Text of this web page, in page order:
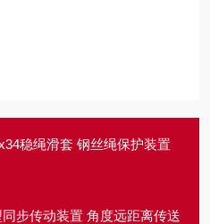
稳绳滑套 钢丝绳保护装置
步传动装置 角度远距离传送